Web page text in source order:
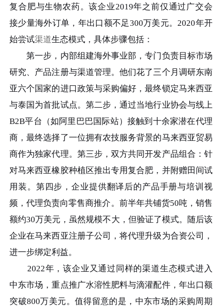
复合肥与生物农药。该企业2019年之前仅通过广交会
接少量海外订单，年出口额不足300万美元。2020年开
始尝试渠道生态模式，具体步骤包括：
第一步，内部组建海外事业部，专门负责目标市场
研究、产品注册与渠道管理。他们花了三个月调研东南
亚六个国家的进口政策与采购偏好，最终锁定马来西亚
与泰国为首批试点。第二步，通过当地行业协会与线上
B2B平台（如阿里巴巴国际站）接触到十余家潜在代理
商，最终选择了一位拥有农技服务背景的马来西亚贸易
商作为独家代理。第三步，双方共同开发产品组合：针
对马来西亚橡胶种植区推出专用复合肥，并附赠田间试
用装。第四步，企业提供翻译后的产品手册与培训视
频，代理负责向零售商推介。前半年共铺货50吨，销售
额约30万美元，虽然规模不大，但验证了模式。随后该
企业在马来西亚注册子公司，将代理升级为合资公司，
进一步绑定利益。
2022年，该企业又通过同样的渠道生态模式进入
中东市场，重点推广水溶性肥料与滴灌配件，年出口额
突破800万美元。值得留意的是，中东市场的采购周期